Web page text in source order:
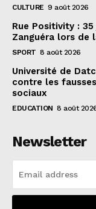
CULTURE 9 août 2026
Rue Positivity :
Zanguéra lors de
SPORT 8 août 2026
Université de
contre les
sociaux
EDUCATION 8 août
Newsletter